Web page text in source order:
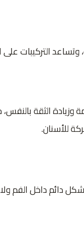
التركيبات
الثقة بالنفس،
للأسنان.
دائم داخل الفم